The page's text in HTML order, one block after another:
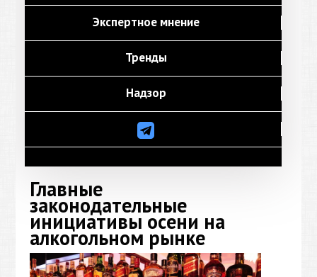
Экспертное мнение
Тренды
Надзор
Главные
законодательные
инициативы осени на
алкогольном рынке